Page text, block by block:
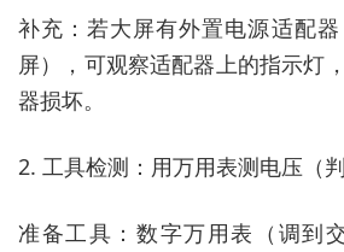
补充：若大屏有外置电源适配
屏），可观察适配器上的指示灯
器损坏。
2. 工具检测：用万用表测电压（判
准备工具：数字万用表（调到